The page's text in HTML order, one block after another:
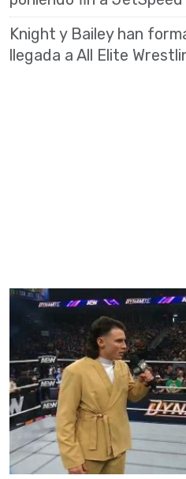
Knight y Bailey han
llegada a All Elite